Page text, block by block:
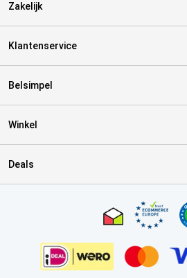
Zakelijk
Klantenservice
Belsimpel
Winkel
Deals